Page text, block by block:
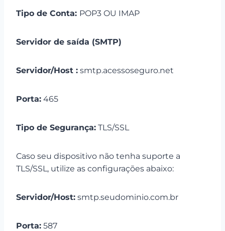
Tipo de Conta: POP3 OU IMAP
Servidor de saída (SMTP)
Servidor/Host : smtp.acessoseguro.net
Porta: 465
Tipo de Segurança: TLS/SSL
Caso seu dispositivo não tenha suporte a
TLS/SSL, utilize as configurações abaixo:
Servidor/Host: smtp.seudominio.com.br
Porta: 587